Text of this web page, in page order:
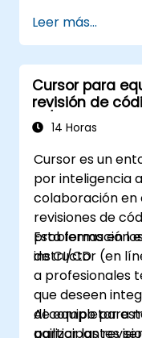
Leer más...
Cursor para
revisión de
CI/CD14 Horas
Cursor es un
por inteligencia
colaboración en
revisiones de
problemas en
de CI/CD.
Esta formación
instructor (en
a profesionales
que deseen
de equipo para
agilizar las
Al completar
participantes